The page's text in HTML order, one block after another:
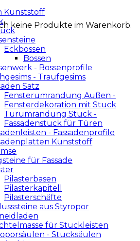
keine Produkte im Warenkorb.
Kunststoff
Eckbossen
Bossen
- Bossenprofile
- Traufgesims
Satz
Fensterumrandung Außen -
Fensterdekoration mit Stuck
Türumrandung Stuck -
Fassadenstuck für Türen
- Fassadenprofile
Kunststoff
für Fassade
Pilasterbasen
Pilasterkapitell
Pilasterschäfte
aus Styropor
für Stuckleisten
- Stucksäulen